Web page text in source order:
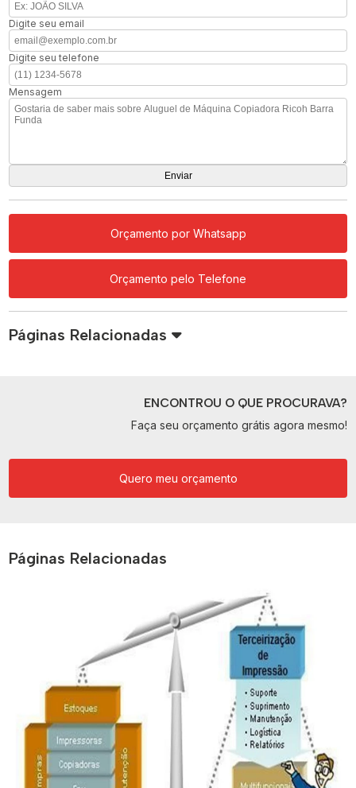
Digite seu email
Digite seu telefone
Mensagem
Orçamento por Whatsapp
Orçamento pelo Telefone
Páginas Relacionadas
ENCONTROU O QUE PROCURAVA?
Faça seu orçamento grátis agora mesmo!
Quero meu orçamento
Páginas Relacionadas